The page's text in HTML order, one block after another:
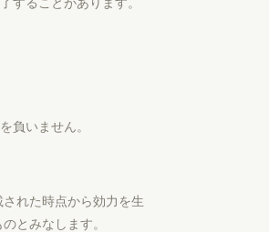
負いません。
れた時点から効力を生
とみなします。